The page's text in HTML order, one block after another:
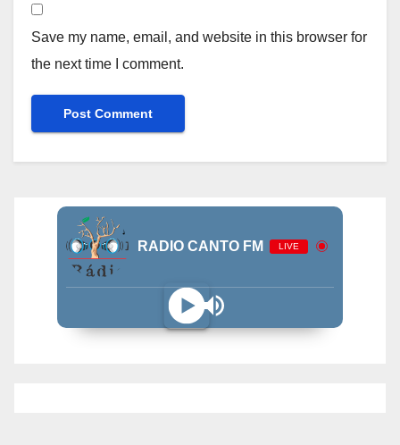
Save my name, email, and website in this browser for
the next time I comment.
RADIO CANTO FM LIVE